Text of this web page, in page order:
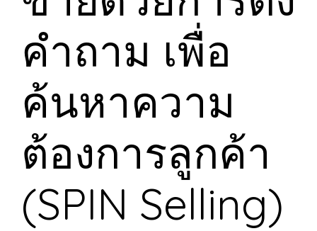
คำถาม เพื่อ
ค้นหาความ
ต้องการลูกค้า
(SPIN Selling)